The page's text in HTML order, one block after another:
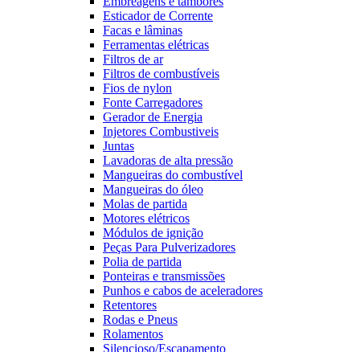
Esticador de Corrente
Facas e lâminas
Ferramentas elétricas
Filtros de ar
Filtros de combustíveis
Fios de nylon
Fonte Carregadores
Gerador de Energia
Injetores Combustiveis
Juntas
Lavadoras de alta pressão
Mangueiras do combustível
Mangueiras do óleo
Molas de partida
Motores elétricos
Módulos de ignição
Peças Para Pulverizadores
Polia de partida
Ponteiras e transmissões
Punhos e cabos de aceleradores
Retentores
Rodas e Pneus
Rolamentos
Silencioso/Escapamento